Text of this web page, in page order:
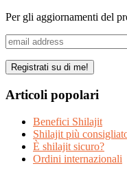
Per gli aggiornamenti del
Articoli popolari
Benefici Shilajit
Shilajit più
È shilajit sicuro?
Ordini internazionali